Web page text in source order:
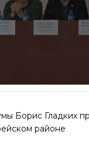
Борис Гладких
районе